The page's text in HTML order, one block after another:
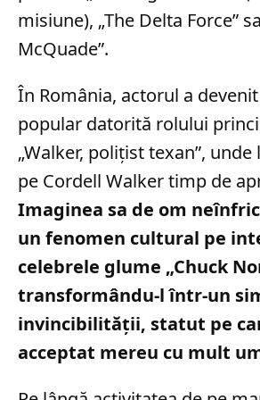
misiune), „The Delta Force”
McQuade”.
În România, actorul a
popular datorită rolului
„Walker, polițist texan”,
pe Cordell Walker timp de
Imaginea sa de om
un fenomen cultural pe
celebrele glume „Chuck
transformându-l într-un
invincibilității, statut pe
acceptat mereu cu mult